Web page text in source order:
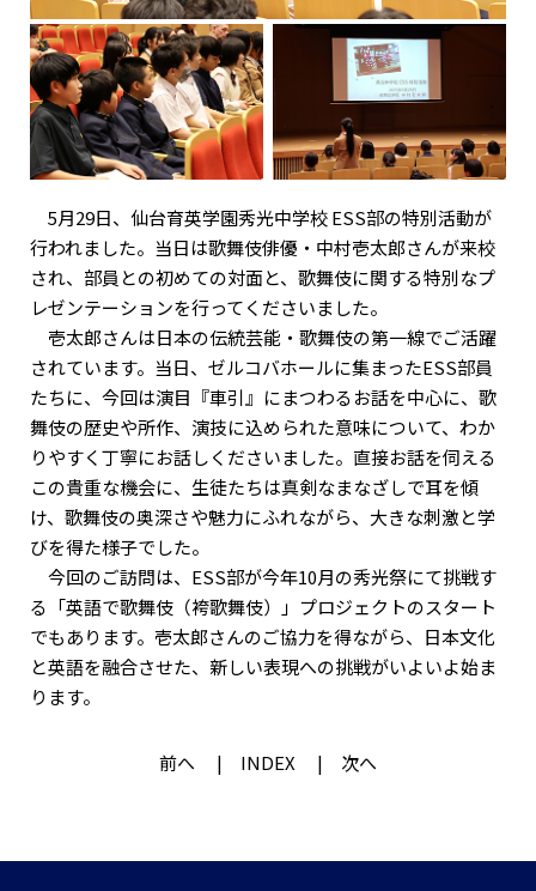
5月29日、仙台育英学園秀光中学校 ESS部の特別活動が
行われました。当日は歌舞伎俳優・中村壱太郎さんが来校
され、部員との初めての対面と、歌舞伎に関する特別なプ
レゼンテーションを行ってくださいました。
壱太郎さんは日本の伝統芸能・歌舞伎の第一線でご活躍
されています。当日、ゼルコバホールに集まったESS部員
たちに、今回は演目『車引』にまつわるお話を中心に、歌
舞伎の歴史や所作、演技に込められた意味について、わか
りやすく丁寧にお話しくださいました。直接お話を伺える
この貴重な機会に、生徒たちは真剣なまなざしで耳を傾
け、歌舞伎の奥深さや魅力にふれながら、大きな刺激と学
びを得た様子でした。
今回のご訪問は、ESS部が今年10月の秀光祭にて挑戦す
る「英語で歌舞伎（袴歌舞伎）」プロジェクトのスタート
でもあります。壱太郎さんのご協力を得ながら、日本文化
と英語を融合させた、新しい表現への挑戦がいよいよ始ま
ります。
前へ INDEX 次へ